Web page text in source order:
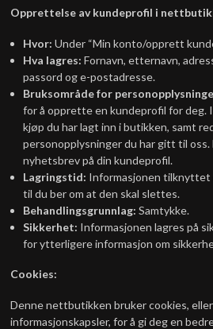
Opprettelse av kundeprofil i
Hvor: Under “Min konto/opprett
Hva lagres: Fornavn, etternavn,
passord og e-postadresse.
Bruksområde for
for å opprette en kundeprofil for deg.
kjøp du har lagt inn i butikken, samt
personopplysninger du har gitt til oss.
nyhetsbrev på din kundeprofil.
Lagringstid: Informasjonen tilknyttet
til du ber om at den skal slettes.
Behandlingsgrunnlag: Samtykke.
Sikkerhet: Informasjonen lagres på
for ytterligere informasjon om
Cookies:
Denne nettbutikken bruker cookies,
informasjonskapsler, for å gi deg en